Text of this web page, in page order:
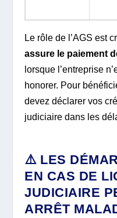
Le rôle de l’AGS est
assure le paiement
lorsque l’entreprise
honorer. Pour
devez déclarer vos
judiciaire dans les
⚠️ LES
EN CAS DE
JUDICIAIRE
ARRÊT